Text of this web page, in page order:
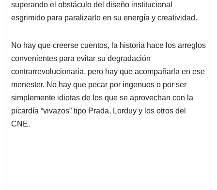
superando el obstáculo del diseño institucional
esgrimido para paralizarlo en su energía y creatividad.
No hay que creerse cuentos, la historia hace los arreglos
convenientes para evitar su degradación
contrarrevolucionaria, pero hay que acompañarla en ese
menester. No hay que pecar por ingenuos o por ser
simplemente idiotas de los que se aprovechan con la
picardía “vivazos” tipo Prada, Lorduy y los otros del
CNE.